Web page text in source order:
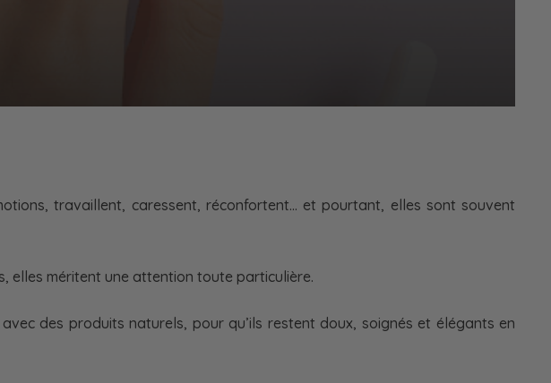
travaillent, caressent, réconfortent… et pourtant, elles sont souvent
elles méritent une attention toute particulière.
avec des produits naturels, pour qu’ils restent doux, soignés et élégants en